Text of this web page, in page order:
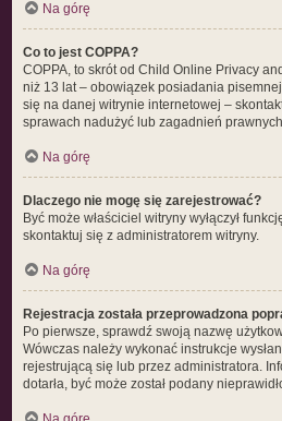
Na górę
Co to jest COPPA?
COPPA, to skrót od Child Online Privacy
niż 13 lat – obowiązek posiadania
się na danej witrynie internetowej –
sprawach nadużyć lub zagadnień
Na górę
Dlaczego nie mogę się zarejestrować?
Być może właściciel witryny wyłączył
skontaktuj się z administratorem witryny.
Na górę
Rejestracja została przeprowadzona
Po pierwsze, sprawdź swoją nazwę
Wówczas należy wykonać instrukcje
rejestrującą się lub przez administratora.
dotarła, być może został podany